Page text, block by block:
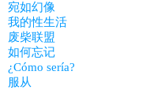
宛如幻像
我的性生活
废柴联盟
如何忘记
¿Cómo sería?
服从